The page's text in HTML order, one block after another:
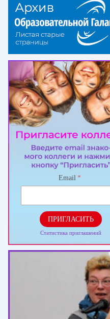
Email *
ПРИГЛАСИТЬ
Статистика приглашений